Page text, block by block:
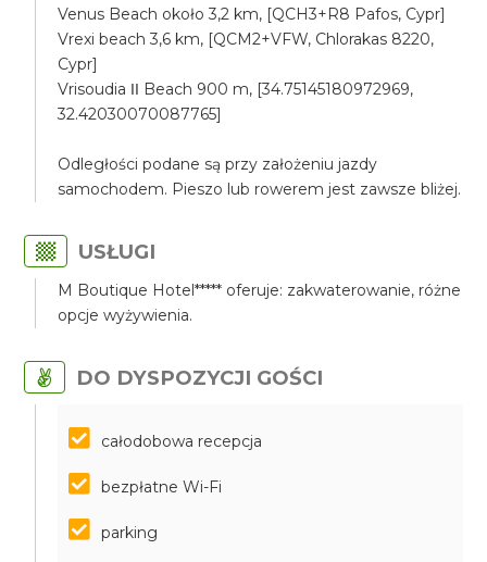
Venus Beach około 3,2 km, [QCH3+R8 Pafos, Cypr]
Vrexi beach 3,6 km, [QCM2+VFW, Chlorakas 8220,
Cypr]
Vrisoudia ΙΙ Beach 900 m, [34.75145180972969,
32.42030070087765]
Odległości podane są przy założeniu jazdy
samochodem. Pieszo lub rowerem jest zawsze bliżej.
USŁUGI
M Boutique Hotel***** oferuje: zakwaterowanie, różne
opcje wyżywienia.
DO DYSPOZYCJI GOŚCI
całodobowa recepcja
bezpłatne Wi-Fi
parking